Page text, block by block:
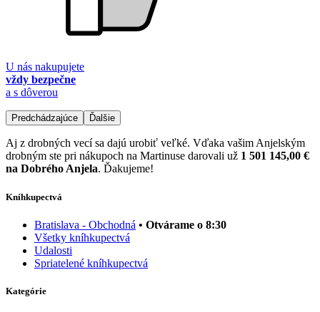
U nás nakupujete
vždy bezpečne
a s dôverou
Predchádzajúce Ďalšie
Aj z drobných vecí sa dajú urobiť veľké. Vďaka vašim Anjelským
drobným ste pri nákupoch na Martinuse darovali už 1 501 145,00 €
na Dobrého Anjela. Ďakujeme!
Kníhkupectvá
Bratislava - Obchodná • Otvárame o 8:30
Všetky kníhkupectvá
Udalosti
Spriatelené kníhkupectvá
Kategórie